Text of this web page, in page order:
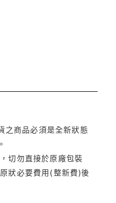
之商品必須是全新狀態
切勿直接於原廠包裝
狀必要費用(整新費)後